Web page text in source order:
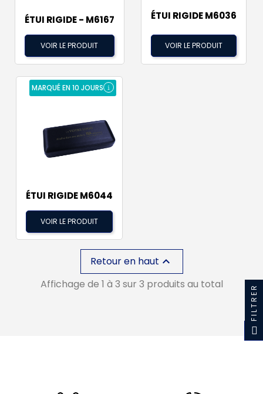
ÉTUI RIGIDE - M6167
VOIR LE PRODUIT
ÉTUI RIGIDE M6036
VOIR LE PRODUIT
MARQUÉ EN 10 JOURS
ÉTUI RIGIDE M6044
VOIR LE PRODUIT
Retour en haut 
Affichage de 1 à 3 sur 3 produits au total FILTRER